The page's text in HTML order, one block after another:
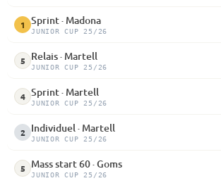
1 Sprint · Madona
JUNIOR CUP 25/26
5 Relais · Martell
JUNIOR CUP 25/26
4 Sprint · Martell
JUNIOR CUP 25/26
2 Individuel · Martell
JUNIOR CUP 25/26
5 Mass start 60 · Goms
JUNIOR CUP 25/26